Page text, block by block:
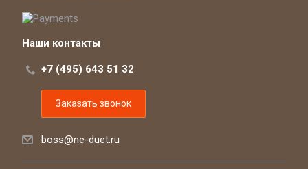
Наши контакты
+7 (495) 643 51 32
Заказать звонок
boss@ne-duet.ru